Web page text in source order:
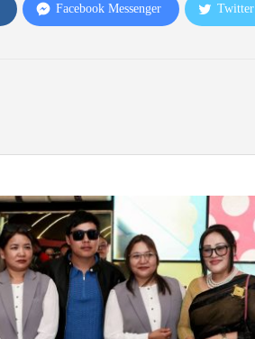
Facebook Messenger Twitter